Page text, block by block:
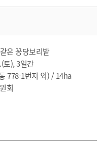
은 꽁당보리밭
), 3일간
778-1번지 외) / 14ha
회